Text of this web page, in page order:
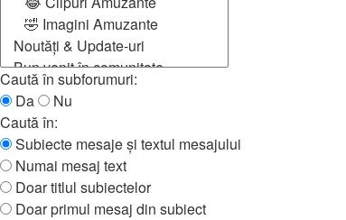
Caută în subforumuri:
Da
Nu
Caută în:
Subiecte mesaje şi textul mesajului
Numai mesaj text
Doar titlul subiectelor
Doar primul mesaj din subiect